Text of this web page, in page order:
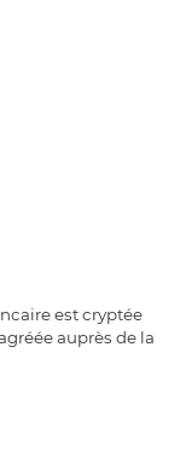
est cryptée
auprès de la